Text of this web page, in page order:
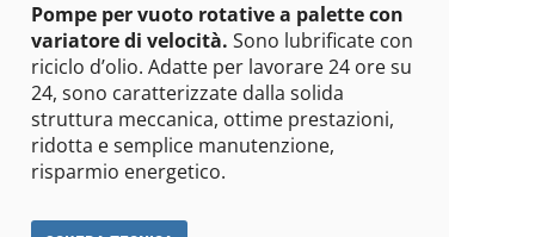
Pompe per vuoto rotative a palette con
variatore di velocità. Sono lubrificate con
riciclo d’olio. Adatte per lavorare 24 ore su
24, sono caratterizzate dalla solida
struttura meccanica, ottime prestazioni,
ridotta e semplice manutenzione,
risparmio energetico.